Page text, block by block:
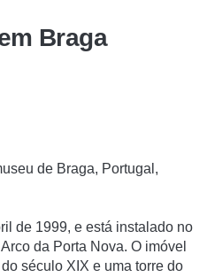
Braga
de Braga, Portugal,
de 1999, e está instalado no
da Porta Nova. O imóvel
século XIX e uma torre do